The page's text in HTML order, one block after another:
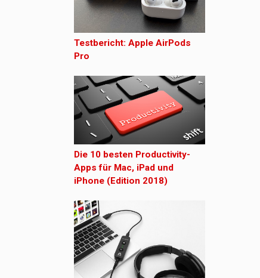
Testbericht: Apple AirPods
Pro
Die 10 besten Productivity-
Apps für Mac, iPad und
iPhone (Edition 2018)